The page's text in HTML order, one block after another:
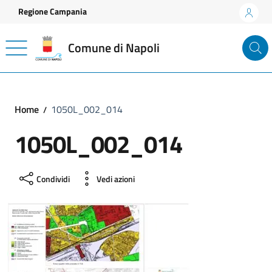
Vai ai contenuti
Vai al footer
Regione Campania
Comune di Napoli
Home 1050L_002_014
1050L_002_014
Condividi Vedi azioni